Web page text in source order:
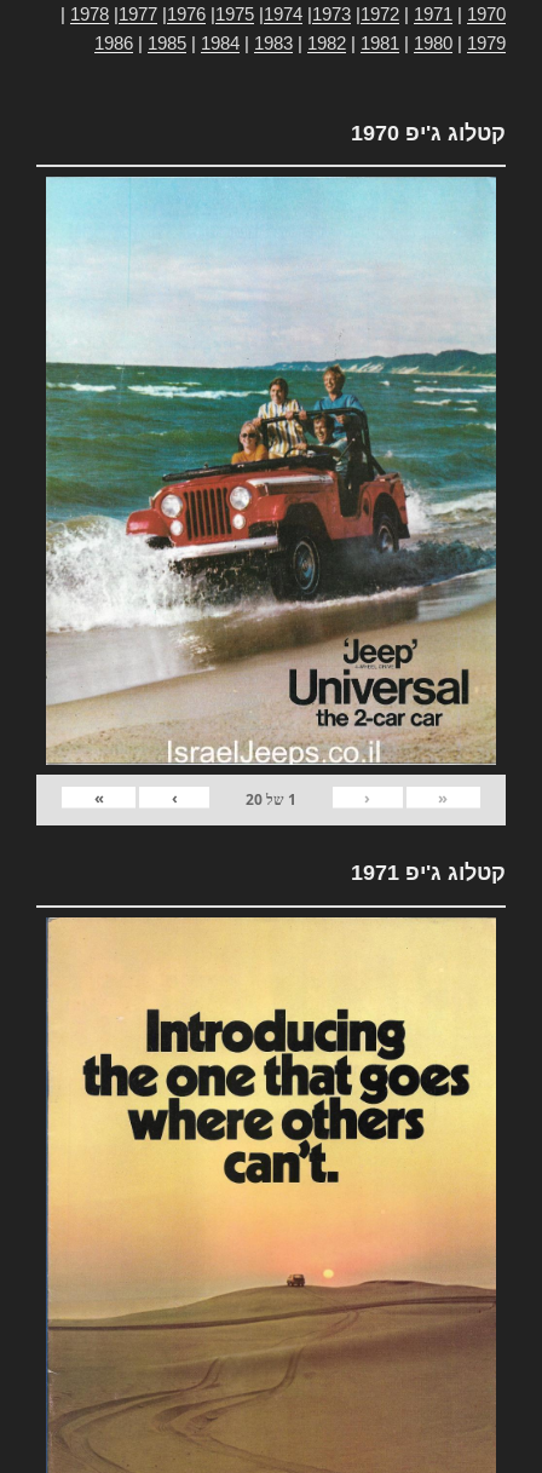
1970
1971
1972
1973
1974
1975
1976
1977
1978
1979
1980
1981
1982
1983
1984
1985
1986
קטלוג ג'יפ 1970
«
‹
1 של20
›
»
קטלוג ג'יפ 1971